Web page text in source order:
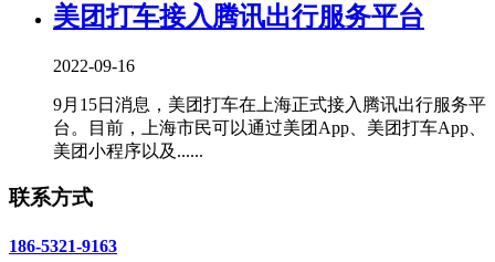
美团打车接入腾讯出行服务平台
2022-09-16
9月15日消息，美团打车在上海正式接入腾讯出行服务平
台。目前，上海市民可以通过美团App、美团打车App、
美团小程序以及......
联系方式
186-5321-9163